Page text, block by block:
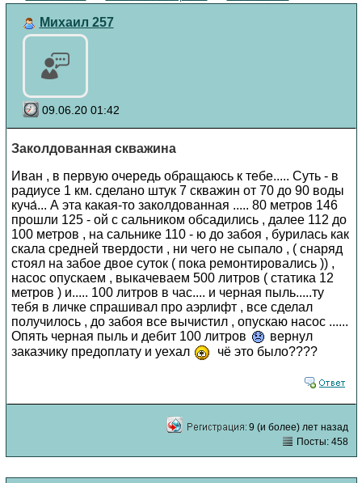
Михаил 257
09.06.20 01:42
Заколдованная скважина
Иван , в первую очередь обращаюсь к тебе..... Суть - в
радиусе 1 км. сделано штук 7 скважин от 70 до 90 воды
куча́... А эта какая-то заколдованная ..... 80 метров 146
прошли 125 - ой с сальником обсадились , далее 112 до
100 метров , на сальнике 110 - ю до забоя , бурилась как
скала средней твердости , ни чего не сыпало , ( снаряд
стоял на забое двое суток ( пока ремонтировались )) ,
насос опускаем , выкачеваем 500 литров ( статика 12
метров ) и..... 100 литров в час.... и черная пыль.....ту
тебя в личке спрашивал про аэрлифт , все сделал
получилось , до забоя все вычистил , опускаю насос ......
Опять черная пыль и дебит 100 литров
вернул
заказчику предоплату и уехал
чё это было????
9 (и более) лет назад
Посты: 458